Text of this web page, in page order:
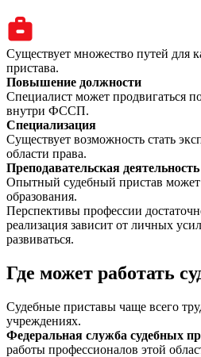
Существует множество путей для
пристава.
Повышение должности
Специалист может продвигаться
внутри ФССП.
Специализация
Существует возможность стать
области права.
Преподавательская деятельность
Опытный судебный пристав может
образования.
Перспективы профессии
реализация зависит от личных
развиваться.
Где может работать
Судебные приставы чаще всего
учреждениях.
Федеральная служба судебных
работы профессионалов этой